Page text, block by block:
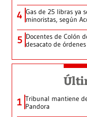
4 Gas de 25 libras ya
minoristas, según
5 Docentes de Colón
desacato de
1 Tribunal mantiene
Pandora